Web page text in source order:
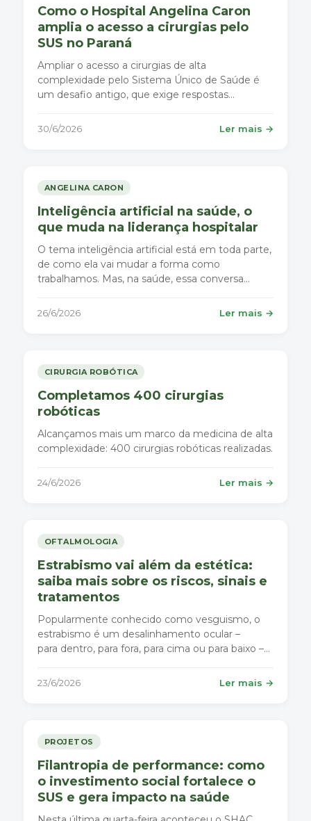
Como o Hospital Angelina Caron
amplia o acesso a cirurgias pelo
SUS no Paraná
Ampliar o acesso a cirurgias de alta
complexidade pelo Sistema Único de Saúde é
um desafio antigo, que exige respostas
30/6/2026 Ler mais →
ANGELINA CARON
Inteligência artificial na saúde, o
que muda na liderança hospitalar
O tema inteligência artificial está em toda parte,
de como ela vai mudar a forma como
trabalhamos. Mas, na saúde, essa conversa
26/6/2026 Ler mais →
CIRURGIA ROBÓTICA
Completamos 400 cirurgias
robóticas
Alcançamos mais um marco da medicina de alta
complexidade: 400 cirurgias robóticas realizadas.
24/6/2026 Ler mais →
OFTALMOLOGIA
Estrabismo vai além da estética:
saiba mais sobre os riscos, sinais e
tratamentos
Popularmente conhecido como vesguismo, o
estrabismo é um desalinhamento ocular –
para dentro, para fora, para cima ou para baixo –
23/6/2026 Ler mais →
PROJETOS
Filantropia de performance: como
o investimento social fortalece o
SUS e gera impacto na saúde